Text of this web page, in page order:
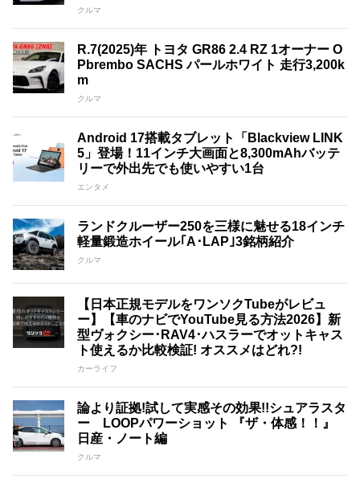
クルマ
R.7(2025)年 トヨタ GR86 2.4 RZ 1オーナー O
Pbrembo SACHS パールホワイト 走行3,200k
m
クルマ
Android 17搭載タブレット「Blackview LINK
5」登場！11インチ大画面と8,300mAhバッテ
リーで外出先でも使いやすい1台
エンタメ
ランドクルーザー250を三様に魅せる18インチ
軽量鍛造ホイール｢A･LAP｣3銘柄紹介
クルマ
【日本正規モデルをワンソクTubeがレビュ
ー】【車のナビでYouTube見る方法2026】新
型ヴォクシー･RAV4･ハスラーでオットキャス
ト使えるか比較検証! オススメはどれ?!
カーライフ
論より証拠!試して実感その効果!!シュアラスタ
ー LOOPパワーショット 『ザ・体感！！』
日産・ノート編
クルマ